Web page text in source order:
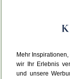
Mehr
wir Ihr Erlebnis
und unsere
Da ist